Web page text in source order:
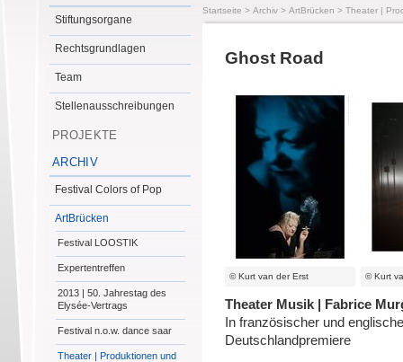
Stiftungsorgane
Rechtsgrundlagen
Team
Stellenausschreibungen
PROJEKTE
ARCHIV
Festival Colors of Pop
ArtBrücken
Festival LOOSTIK
Expertentreffen
2013 | 50. Jahrestag des
Elysée-Vertrags
Festival n.o.w. dance saar
Theater | Produktionen und
Startseite > Archiv > ArtBrücken > Theater |
Ghost Road
© Kurt van der Erst © Kurt
Theater Musik | Fabrice
In französischer und
Deutschlandpremiere